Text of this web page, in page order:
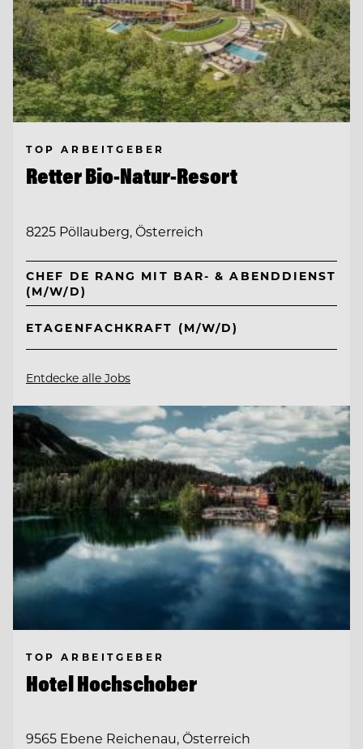
TOP ARBEITGEBER
Retter Bio-Natur-Resort
8225 Pöllauberg, Österreich
CHEF DE RANG MIT BAR- & ABENDDIENST
(M/W/D)
ETAGENFACHKRAFT (M/W/D)
Entdecke alle Jobs
TOP ARBEITGEBER
Hotel Hochschober
9565 Ebene Reichenau, Österreich